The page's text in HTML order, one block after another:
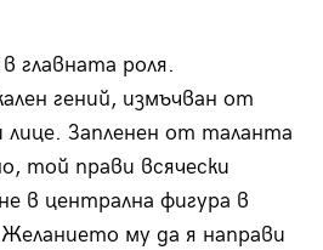
главната роля.
гений, измъчван от
лице. Запленен от таланта
той прави всячески
в централна фигура в
му да я направи